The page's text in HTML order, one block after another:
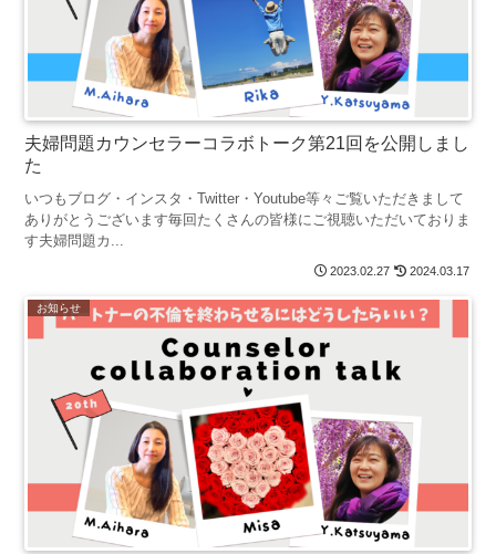
夫婦問題カウンセラーコラボトーク第21回を公開しまし
た
いつもブログ・インスタ・Twitter・Youtube等々ご覧いただきまして
ありがとうございます毎回たくさんの皆様にご視聴いただいておりま
す夫婦問題カ...
2023.02.27 2024.03.17
お知らせ